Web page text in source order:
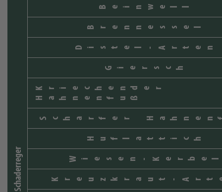
Schaderreger Kreuzkraut-
Wiesen-Kerbel
Huflattich
Scharfer
Kriechender
Hahnenfuß
Giersch
Distel-Arten
Brennessel
Beinwell